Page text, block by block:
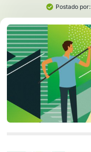
Postado por: